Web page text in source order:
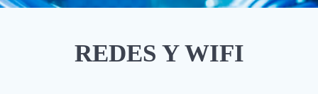
REDES Y WIFI